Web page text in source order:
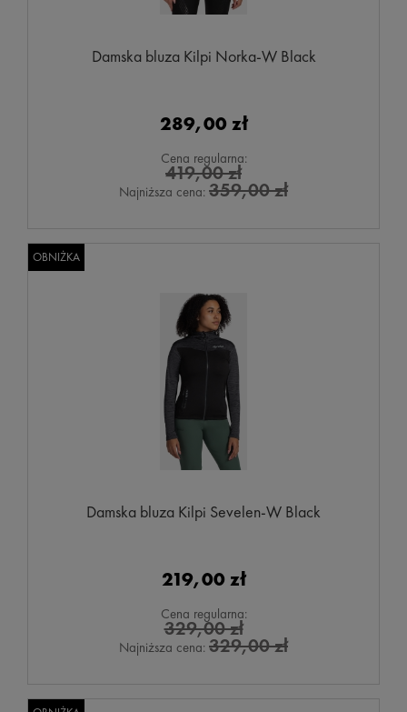
Damska bluza Kilpi Norka-W Black
289,00 zł
Cena regularna:
419,00 zł
Najniższa cena: 359,00 zł
Damska bluza Kilpi Sevelen-W Black
219,00 zł
Cena regularna:
329,00 zł
Najniższa cena: 329,00 zł
OBNIŻKA